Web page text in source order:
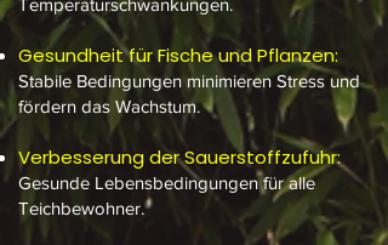
Temperaturschwankungen.
Gesundheit für Fische und Pflanzen:
Stabile Bedingungen minimieren Stress und
fördern das Wachstum.
Verbesserung der Sauerstoffzufuhr:
Gesunde Lebensbedingungen für alle
Teichbewohner.